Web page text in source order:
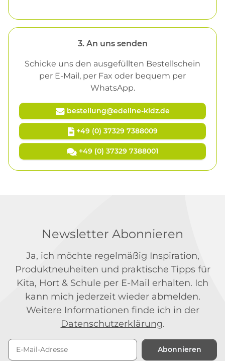
3. An uns senden
Schicke uns den ausgefüllten Bestellschein
per E-Mail, per Fax oder bequem per
WhatsApp.
 bestellung@edeline-kidz.de
 +49 (0) 37329 7388009
 +49 (0) 37329 7388001
Newsletter Abonnieren
Ja, ich möchte regelmäßig Inspiration,
Produktneuheiten und praktische Tipps für
Kita, Hort & Schule per E-Mail erhalten. Ich
kann mich jederzeit wieder abmelden.
Weitere Informationen finde ich in der
Datenschutzerklärung.
Abonnieren